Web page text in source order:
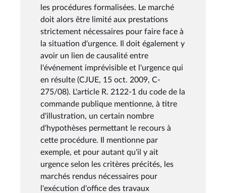
les procédures formalisées. Le marché
doit alors être limité aux prestations
strictement nécessaires pour faire face à
la situation d'urgence. Il doit également y
avoir un lien de causalité entre
l'événement imprévisible et l'urgence qui
en résulte (CJUE, 15 oct. 2009, C-
275/08). L'article R. 2122-1 du code de la
commande publique mentionne, à titre
d'illustration, un certain nombre
d'hypothèses permettant le recours à
cette procédure. Il mentionne par
exemple, et pour autant qu'il y ait
urgence selon les critères précités, les
marchés rendus nécessaires pour
l'exécution d'office des travaux